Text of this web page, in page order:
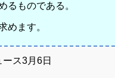
るものである。
めます。
ス3月6日